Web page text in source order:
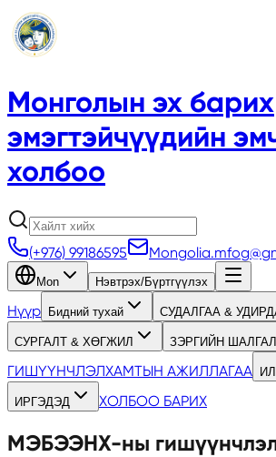
Монголын эх барих
эмэгтэйчүүдийн
холбоо
(+976) 99186595
Mon Нэвтрэх/Бүртгүүлэх
Нүүр Бидний тухай СУДАЛГАА &
СУРГАЛТ & ХӨГЖИЛ ЗЭРГИЙН
ГИШҮҮНЧЛЭЛХАМТЫН АЖИЛЛАГАА
ИРГЭДЭД ХОЛБОО БАРИХ
МЭБЭЭНХ-ны